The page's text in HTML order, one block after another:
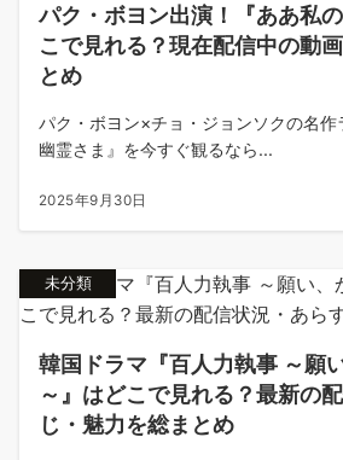
パク・ボヨン出演！『ああ私
こで見れる？現在配信中の動
とめ
パク・ボヨン×チョ・ジョンソクの名
幽霊さま』を今すぐ観るなら...
2025年9月30日
未分類
韓国ドラマ『百人力執事 ～願
～』はどこで見れる？最新の
じ・魅力を総まとめ